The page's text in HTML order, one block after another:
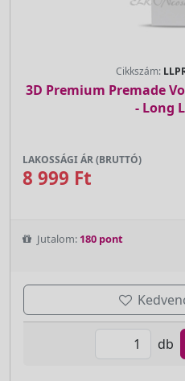
Cikkszám:
3D Premium Premade
- Long
LAKOSSÁGI ÁR (BRUTTÓ)
8 999 Ft
Jutalom: 180 pont
db